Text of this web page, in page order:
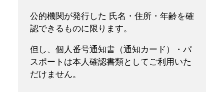
公的機関が発行した 氏名・住所・年齢を確
認できるものに限ります。
但し、個人番号通知書（通知カード）・パ
スポートは本人確認書類としてご利用いた
だけません。